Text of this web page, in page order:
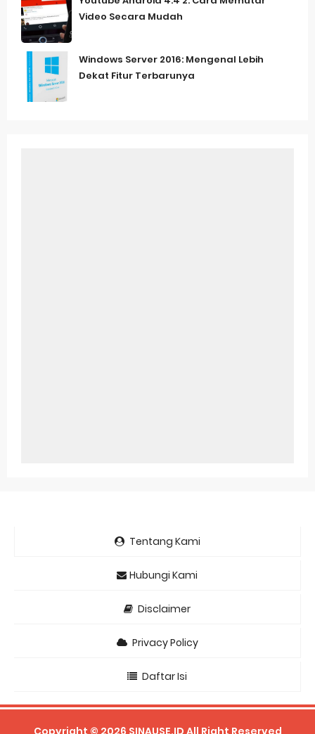
Video Secara Mudah
Windows Server 2016: Mengenal Lebih
Dekat Fitur Terbarunya
Tentang Kami
Hubungi Kami
Disclaimer
Privacy Policy
Daftar Isi
Copyright © 2026 SINAUSE.ID All Right Reserved